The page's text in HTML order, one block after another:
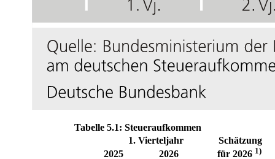
Tabelle 5.1: Steueraufkommen
1. Vierteljahr
Schätzung
für 2026 1)
2025 2026